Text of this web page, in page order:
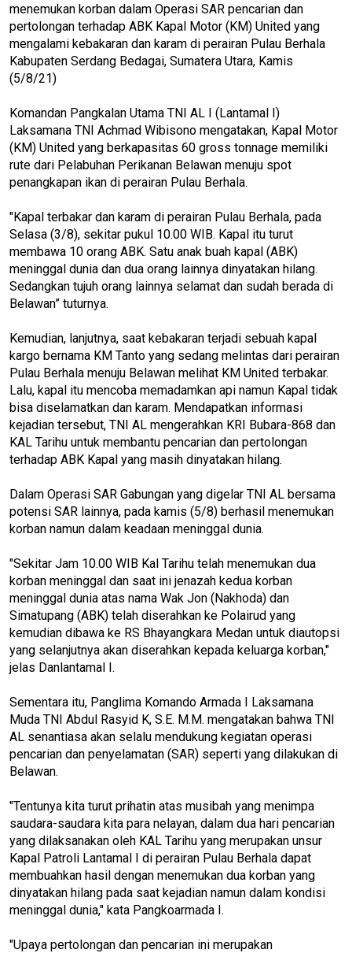
menemukan korban dalam Operasi SAR pencarian dan
pertolongan terhadap ABK Kapal Motor (KM) United yang
mengalami kebakaran dan karam di perairan Pulau Berhala
Kabupaten Serdang Bedagai, Sumatera Utara, Kamis
(5/8/21)
Komandan Pangkalan Utama TNI AL I (Lantamal I)
Laksamana TNI Achmad Wibisono mengatakan, Kapal Motor
(KM) United yang berkapasitas 60 gross tonnage memiliki
rute dari Pelabuhan Perikanan Belawan menuju spot
penangkapan ikan di perairan Pulau Berhala.
"Kapal terbakar dan karam di perairan Pulau Berhala, pada
Selasa (3/8), sekitar pukul 10.00 WIB. Kapal itu turut
membawa 10 orang ABK. Satu anak buah kapal (ABK)
meninggal dunia dan dua orang lainnya dinyatakan hilang.
Sedangkan tujuh orang lainnya selamat dan sudah berada di
Belawan” tuturnya.
Kemudian, lanjutnya, saat kebakaran terjadi sebuah kapal
kargo bernama KM Tanto yang sedang melintas dari perairan
Pulau Berhala menuju Belawan melihat KM United terbakar.
Lalu, kapal itu mencoba memadamkan api namun Kapal tidak
bisa diselamatkan dan karam. Mendapatkan informasi
kejadian tersebut, TNI AL mengerahkan KRI Bubara-868 dan
KAL Tarihu untuk membantu pencarian dan pertolongan
terhadap ABK Kapal yang masih dinyatakan hilang.
Dalam Operasi SAR Gabungan yang digelar TNI AL bersama
potensi SAR lainnya, pada kamis (5/8) berhasil menemukan
korban namun dalam keadaan meninggal dunia.
"Sekitar Jam 10.00 WIB Kal Tarihu telah menemukan dua
korban meninggal dan saat ini jenazah kedua korban
meninggal dunia atas nama Wak Jon (Nakhoda) dan
Simatupang (ABK) telah diserahkan ke Polairud yang
kemudian dibawa ke RS Bhayangkara Medan untuk diautopsi
yang selanjutnya akan diserahkan kepada keluarga korban,"
jelas Danlantamal I.
Sementara itu, Panglima Komando Armada I Laksamana
Muda TNI Abdul Rasyid K, S.E. M.M. mengatakan bahwa TNI
AL senantiasa akan selalu mendukung kegiatan operasi
pencarian dan penyelamatan (SAR) seperti yang dilakukan di
Belawan.
"Tentunya kita turut prihatin atas musibah yang menimpa
saudara-saudara kita para nelayan, dalam dua hari pencarian
yang dilaksanakan oleh KAL Tarihu yang merupakan unsur
Kapal Patroli Lantamal I di perairan Pulau Berhala dapat
membuahkan hasil dengan menemukan dua korban yang
dinyatakan hilang pada saat kejadian namun dalam kondisi
meninggal dunia," kata Pangkoarmada I.
"Upaya pertolongan dan pencarian ini merupakan